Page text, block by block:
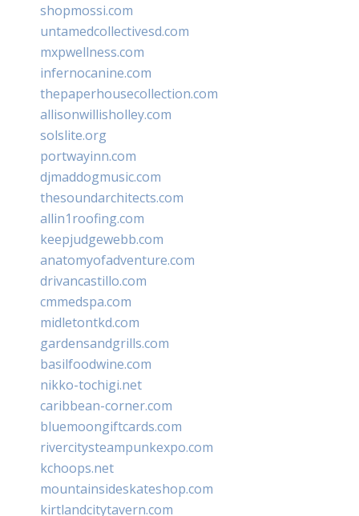
shopmossi.com
untamedcollectivesd.com
mxpwellness.com
infernocanine.com
thepaperhousecollection.com
allisonwillisholley.com
solslite.org
portwayinn.com
djmaddogmusic.com
thesoundarchitects.com
allin1roofing.com
keepjudgewebb.com
anatomyofadventure.com
drivancastillo.com
cmmedspa.com
midletontkd.com
gardensandgrills.com
basilfoodwine.com
nikko-tochigi.net
caribbean-corner.com
bluemoongiftcards.com
rivercitysteampunkexpo.com
kchoops.net
mountainsideskateshop.com
kirtlandcitytavern.com